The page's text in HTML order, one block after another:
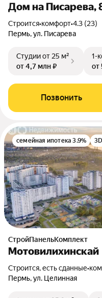
Дом на Писарева,
Строится•комфорт•4.3 (23)
Пермь, ул. Писарева
Студииот 25 м²
от 4,7 млн ₽
1-
от
Позвонить
семейная ипотека 3.9%
СтройПанельКомплект
Мотовилихинскай
Строится, есть сданные•
Пермь, ул. Целинная